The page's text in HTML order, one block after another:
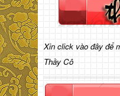
Xin click vào đây để
Thầy Cô